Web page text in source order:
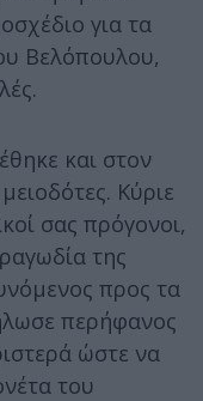
για τα
Βελόπουλου,
και στον
Κύριε
σας πρόγονοι,
της
προς τα
περήφανος
ώστε να
του